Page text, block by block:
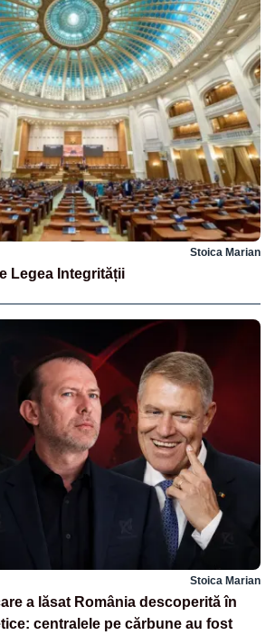
Stoica Marian
Legea Integrității
Stoica Marian
a lăsat România descoperită în
centralele pe cărbune au fost